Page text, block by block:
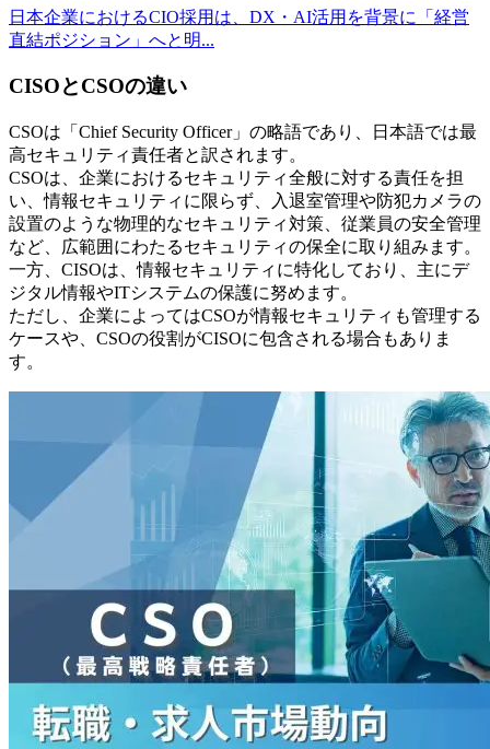
日本企業におけるCIO採用は、DX・AI活用を背景に「経営
直結ポジション」へと明...
CISOとCSOの違い
CSOは「Chief Security Officer」の略語であり、日本語では最
高セキュリティ責任者と訳されます。
CSOは、企業におけるセキュリティ全般に対する責任を担
い、情報セキュリティに限らず、入退室管理や防犯カメラの
設置のような物理的なセキュリティ対策、従業員の安全管理
など、広範囲にわたるセキュリティの保全に取り組みます。
一方、CISOは、情報セキュリティに特化しており、主にデ
ジタル情報やITシステムの保護に努めます。
ただし、企業によってはCSOが情報セキュリティも管理する
ケースや、CSOの役割がCISOに包含される場合もありま
す。